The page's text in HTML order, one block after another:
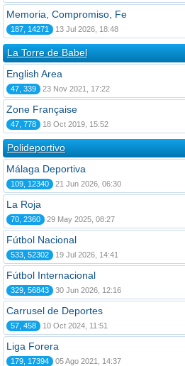
Memoria, Compromiso, Fe
187, 14271 13 Jul 2026, 18:48
La Torre de Babel
English Area
47, 339 23 Nov 2021, 17:22
Zone Française
47, 778 18 Oct 2019, 15:52
Polideportivo
Málaga Deportiva
109, 12340 21 Jun 2026, 06:30
La Roja
70, 2360 29 May 2025, 08:27
Fútbol Nacional
533, 52302 19 Jul 2026, 14:41
Fútbol Internacional
329, 56843 30 Jun 2026, 12:16
Carrusel de Deportes
57, 458 10 Oct 2024, 11:51
Liga Forera
179, 17394 05 Ago 2021, 14:37